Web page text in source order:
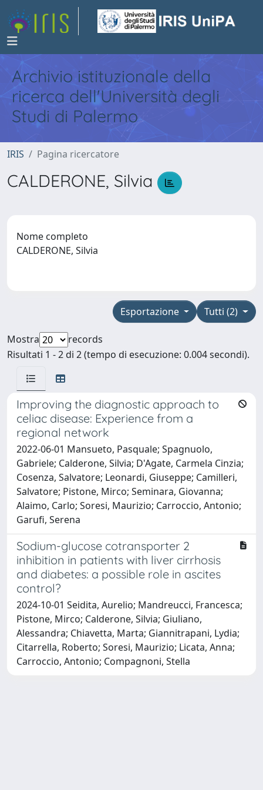
Archivio istituzionale della
ricerca dell'Università degli
Studi di Palermo
IRIS Pagina ricercatore
CALDERONE, Silvia
Nome completo
CALDERONE, Silvia
Tutti (2)
Esportazione
Mostra
records
Risultati 1 - 2 di 2 (tempo di esecuzione: 0.004 secondi).
Improving the diagnostic approach to
celiac disease: Experience from a
regional network
2022-06-01 Mansueto, Pasquale; Spagnuolo,
Gabriele; Calderone, Silvia; D'Agate, Carmela Cinzia;
Cosenza, Salvatore; Leonardi, Giuseppe; Camilleri,
Salvatore; Pistone, Mirco; Seminara, Giovanna;
Alaimo, Carlo; Soresi, Maurizio; Carroccio, Antonio;
Garufi, Serena
Sodium-glucose cotransporter 2
inhibition in patients with liver cirrhosis
and diabetes: a possible role in ascites
control?
2024-10-01 Seidita, Aurelio; Mandreucci, Francesca;
Pistone, Mirco; Calderone, Silvia; Giuliano,
Alessandra; Chiavetta, Marta; Giannitrapani, Lydia;
Citarrella, Roberto; Soresi, Maurizio; Licata, Anna;
Carroccio, Antonio; Compagnoni, Stella